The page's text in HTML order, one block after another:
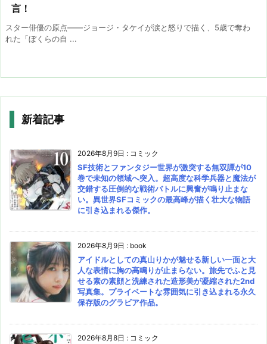
言！
スター俳優の原点――ジョージ・タケイが涙と怒りで描く、5歳で奪わ
れた「ぼくらの自 ...
新着記事
2026年8月9日 : コミック
SF技術とファンタジー世界が激突する無双譚が10
巻で未知の領域へ突入。超高度な科学兵器と魔法が
交錯する圧倒的な戦術バトルに興奮が鳴り止まな
い。異世界SFコミックの最高峰が描く壮大な物語
に引き込まれる傑作。
2026年8月9日 : book
アイドルとしての真山りかが魅せる新しい一面と大
人な表情に胸の高鳴りが止まらない。旅先でふと見
せる素の素顔と洗練された造形美が凝縮された2nd
写真集。プライベートな雰囲気に引き込まれる永久
保存版のグラビア作品。
2026年8月8日 : コミック